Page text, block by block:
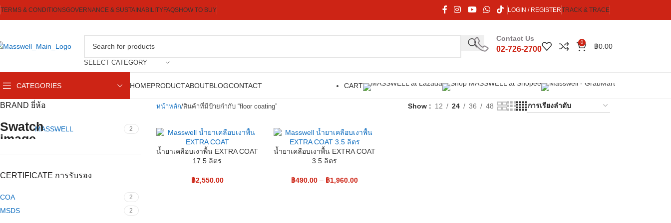
TERMS & CONDITIONSGOVERNANCE & SUSTAINABILITYFAQSHOW TO BUY LOGIN / REGISTERTRACK & TRACE
SELECT CATEGORY
Contact Us
02-726-2700
0 ฿0.00
CATEGORIES HOMEPRODUCTABOUTBLOGCONTACT CART
BRAND ยี่ห้อ
MASSWELL 2
CERTIFICATE การรับรอง
COA 2
MSDS 2
หน้าหลัก สินค้าที่มีป้ายกำกับ “floor coating” Show 12 24 36 48
น้ำยาเคลือบเงาพื้น EXTRA COAT
17.5 ลิตร
฿2,550.00
น้ำยาเคลือบเงาพื้น EXTRA COAT
3.5 ลิตร
฿490.00 – ฿1,960.00